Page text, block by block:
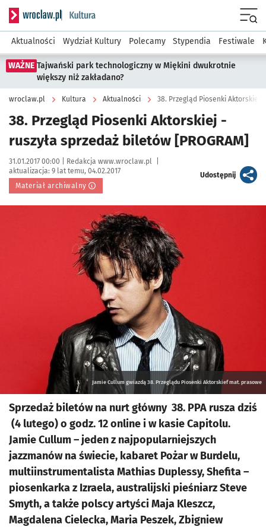
Serwis informacyjny wroclaw.pl podserwis: Kultura
Aktualności Wydział Kultury Polecamy Stypendia Festiwale
WAŻNE Tajwański park technologiczny w Miękini dwukrotnie
większy niż zakładano?
wroclaw.pl Kultura Aktualności 38. Przegląd Piosenki Aktorskiej -
38. Przegląd Piosenki Aktorskiej -
ruszyła sprzedaż biletów [PROGRAM]
Data publikacji:
31.01.2017 00:00 | Autor:
Redakcja www.wroclaw.pl
aktualizacja: 9 lat temu, 04.02.2017
Materiał archiwalny
Udostępnijartykuł
Jamie Cullum gwiazdą 38. Przeglądu Piosenki Aktorskief mat. prasowe
Sprzedaż biletów na nurt główny 38. PPA rusza dziś
(4 lutego) o godz. 12 online i w kasie Capitolu.
Jamie Cullum – jeden z najpopularniejszych
jazzmanów na świecie, kabaret Pożar w Burdelu,
multiinstrumentalista Mathias Duplessy, Shefita –
piosenkarka z Izraela, australijski pieśniarz Steve
Smyth, a także polscy artyści Maja Kleszcz,
Magdalena Cielecka, Maria Peszek, Zbigniew